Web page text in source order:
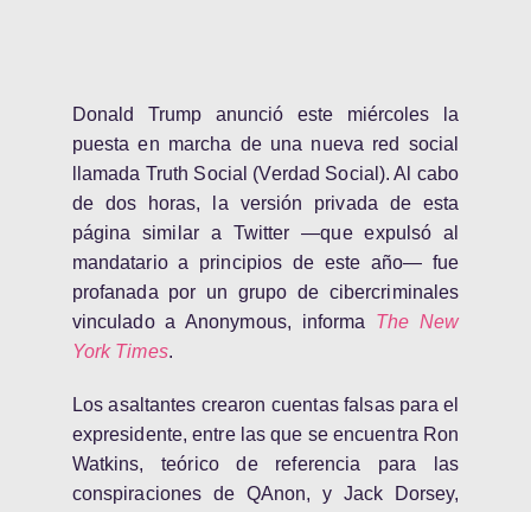
Donald Trump anunció este miércoles
la
puesta en marcha de una nueva red social
llamada Truth Social (Verdad Social). Al cabo
de dos horas, la versión privada de esta
página similar a Twitter —que expulsó al
mandatario a principios de este año— fue
profanada por un grupo de cibercriminales
vinculado a Anonymous, informa
The New
York Times.
Los asaltantes crearon cuentas falsas para el
expresidente, entre las que se encuentra Ron
Watkins, teórico de referencia para las
conspiraciones de QAnon, y Jack Dorsey,